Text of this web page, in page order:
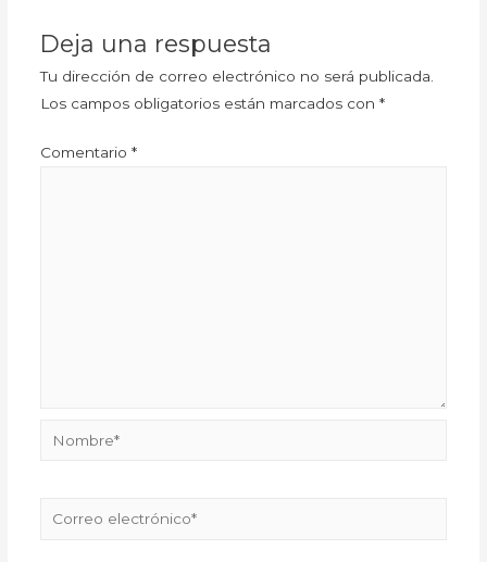
Deja una respuesta
Tu dirección de correo electrónico no será publicada.
Los campos obligatorios están marcados con *
Comentario *